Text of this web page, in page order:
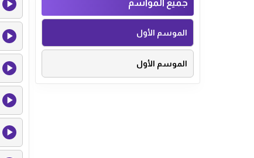
جميع المواسم
الموسم الأول
الموسم الأول